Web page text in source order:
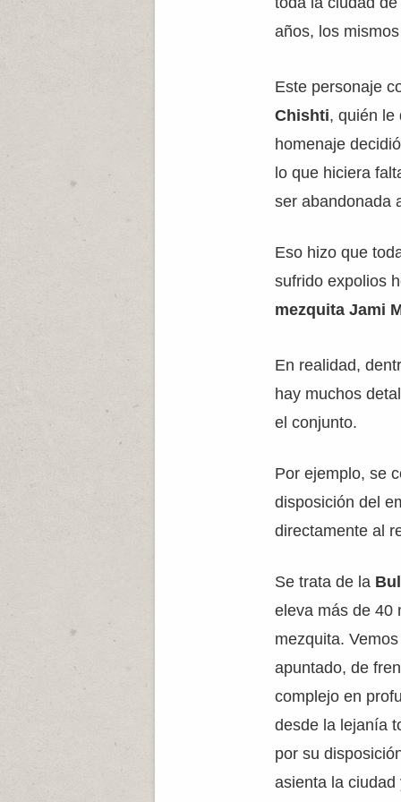
años, los
Este personaje
Chishti, quién le
homenaje
lo que hiciera
ser abandonada
Eso hizo que
sufrido expolios
mezquita Jami
En realidad,
hay muchos
el conjunto.
Por ejemplo, se
disposición del
directamente al
Se trata de la
eleva más de 40
mezquita.
apuntado, de
complejo en
desde la lejanía
por su
asienta la